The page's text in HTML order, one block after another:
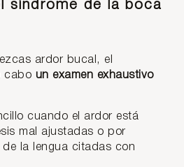
síndrome de la boca
ardor bucal, el
cabo un examen exhaustivo
cuando el ardor está
mal ajustadas o por
la lengua citadas con